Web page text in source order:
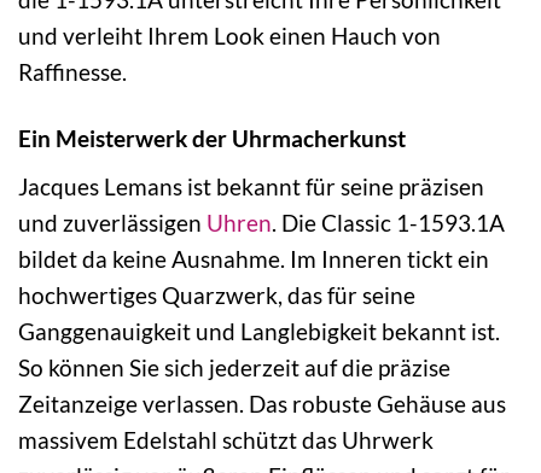
und verleiht Ihrem Look einen Hauch von
Raffinesse.
Ein Meisterwerk der Uhrmacherkunst
Jacques Lemans ist bekannt für seine präzisen
und zuverlässigen Uhren . Die Classic 1-1593.1A
bildet da keine Ausnahme. Im Inneren tickt ein
hochwertiges Quarzwerk, das für seine
Ganggenauigkeit und Langlebigkeit bekannt ist.
So können Sie sich jederzeit auf die präzise
Zeitanzeige verlassen. Das robuste Gehäuse aus
massivem Edelstahl schützt das Uhrwerk